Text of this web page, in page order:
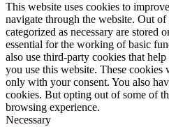
This website uses cookies to
navigate through the website. Out of
categorized as necessary are stored
essential for the working of basic
also use third-party cookies that
you use this website. These
only with your consent. You also
cookies. But opting out of some of
browsing experience.
Necessary